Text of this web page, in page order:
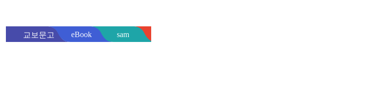
교보문고 eBook sam